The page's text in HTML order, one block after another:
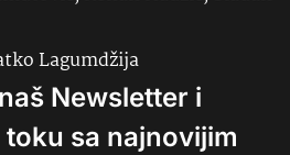
Lagumdžija
Newsletter i
sa najnovijim